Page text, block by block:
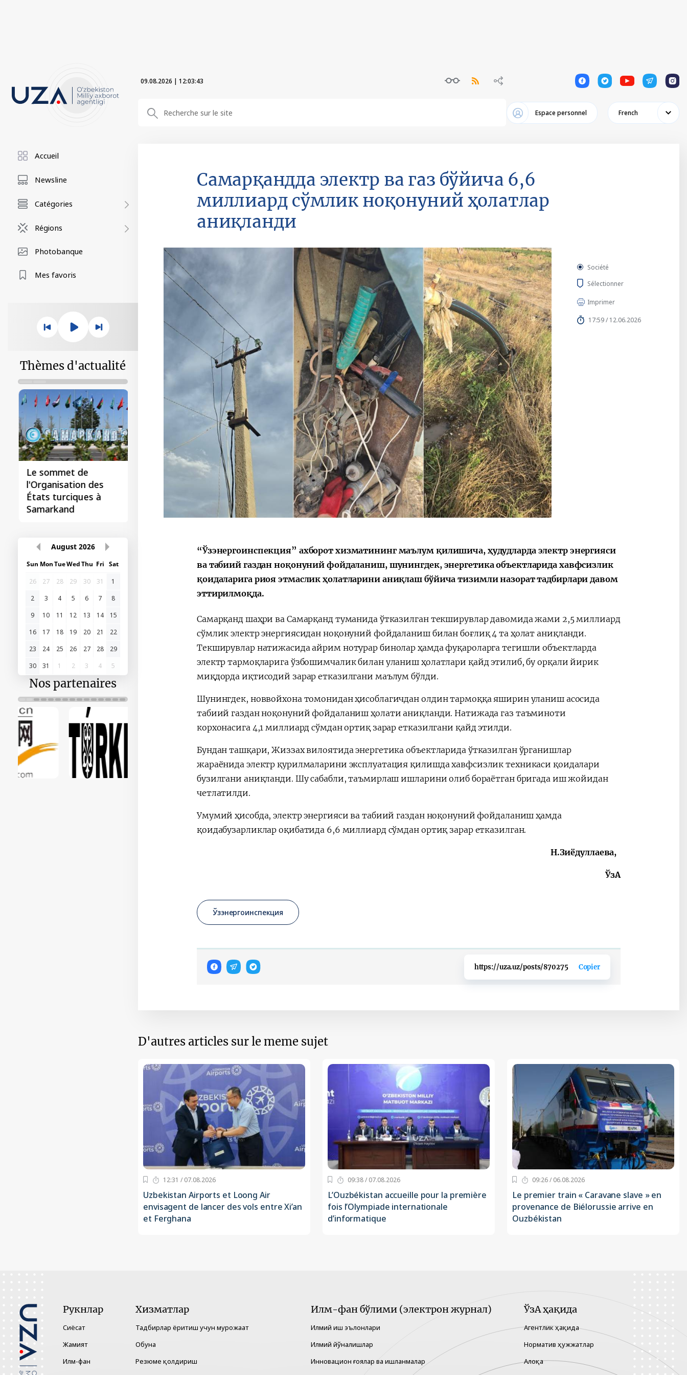
09.08.2026 | 12:03:44 1 1 1 1 1
Espace personnel French
Accueil
Newsline
Catégories
Régions
Photobanque
Mes favoris
Thèmes d'actualité
Le sommet de
l'Organisation des
États turciques à
Samarkand
August 2026
Sun MonTueWedThu Fri Sat
26
27 28 29 30 31
1
2
3 4 5 6 7
8
9
10 11 12 13 14
15
16
17 18 19 20 21
22
23
24 25 26 27 28
29
30
31 1 2 3 4 5
Nos partenaires
Самарқандда электр ва газ бўйича 6,6
миллиард сўмлик ноқонуний ҳолатлар
аниқланди
Société
Sélectionner
Imprimer
17:59 / 12.06.2026
“Ўзэнергоинспекция” ахборот хизматининг маълум қилишича, ҳудудларда электр энергияси
ва табиий газдан ноқонуний фойдаланиш, шунингдек, энергетика объектларида хавфсизлик
қоидаларига риоя этмаслик ҳолатларини аниқлаш бўйича тизимли назорат тадбирлари давом
эттирилмоқда.
Самарқанд шаҳри ва Самарқанд туманида ўтказилган текширувлар давомида жами 2,5 миллиард
сўмлик электр энергиясидан ноқонуний фойдаланиш билан боғлиқ 4 та ҳолат аниқланди.
Текширувлар натижасида айрим нотурар бинолар ҳамда фуқароларга тегишли объектларда
электр тармоқларига ўзбошимчалик билан уланиш ҳолатлари қайд этилиб, бу орқали йирик
миқдорда иқтисодий зарар етказилгани маълум бўлди.
Шунингдек, новвойхона томонидан ҳисоблагичдан олдин тармоққа яширин уланиш асосида
табиий газдан ноқонуний фойдаланиш ҳолати аниқланди. Натижада газ таъминоти
корхонасига 4,1 миллиард сўмдан ортиқ зарар етказилгани қайд этилди.
Бундан ташқари, Жиззах вилоятида энергетика объектларида ўтказилган ўрганишлар
жараёнида электр қурилмаларини эксплуатация қилишда хавфсизлик техникаси қоидалари
бузилгани аниқланди. Шу сабабли, таъмирлаш ишларини олиб бораётган бригада иш жойидан
четлатилди.
Умумий ҳисобда, электр энергияси ва табиий газдан ноқонуний фойдаланиш ҳамда
қоидабузарликлар оқибатида 6,6 миллиард сўмдан ортиқ зарар етказилган.
Н.Зиёдуллаева,
ЎзА
Ўзэнергоинспекция
https://uza.uz/posts/870275 Copier
D'autres articles sur le meme sujet
12:31 / 07.08.2026
Uzbekistan Airports et Loong Air
envisagent de lancer des vols entre Xi’an
et Ferghana
09:38 / 07.08.2026
L’Ouzbékistan accueille pour la première
fois l’Olympiade internationale
d’informatique
09:26 / 06.08.2026
Le premier train « Caravane slave » en
provenance de Biélorussie arrive en
Ouzbékistan
Рукнлар
Сиёсат
Жамият
Илм-фан
Хизматлар
Тадбирлар ёритиш учун мурожаат
Обуна
Резюме қолдириш
Илм-фан бўлими (электрон журнал)
Илмий иш эълонлари
Илмий йўналишлар
Инновацион ғоялар ва ишланмалар
ЎзА ҳақида
Агентлик ҳақида
Норматив ҳужжатлар
Алоқа